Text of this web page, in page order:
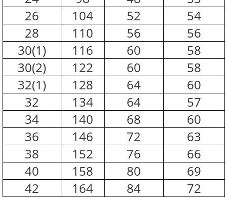
Экспедиционная
Компания
Калькулятора доставки
Деловые Линии
Размерная сетка
Контакты
Обратная связь
Вопрос-Ответ
26
104 52
54
28
110 56
56
30(1)
116 60
58
30(2)
122 60
58
32(1)
128 64
60
32
134 64
57
34
140 68
60
36
146 72
63
38
152 76
66
40
158 80
69
42
164 84 72